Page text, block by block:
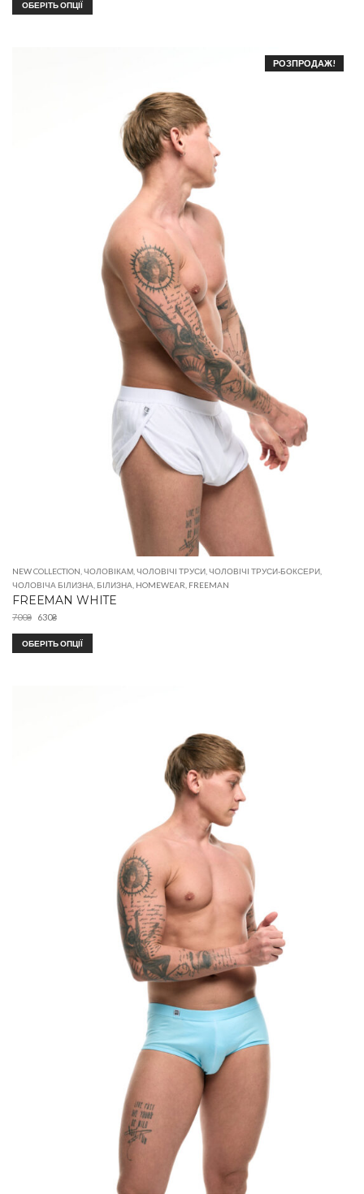
ОБЕРІТЬ ОПЦІЇ
РОЗПРОДАЖ!
NEW COLLECTION ЧОЛОВІКАМ ЧОЛОВІЧІ ТРУСИ ЧОЛОВІЧІ ТРУСИ-БОКСЕРИ
ЧОЛОВІЧА БІЛИЗНА БІЛИЗНА HOMEWEAR FREEMAN
FREEMAN WHITE
700₴ 630₴
ОБЕРІТЬ ОПЦІЇ